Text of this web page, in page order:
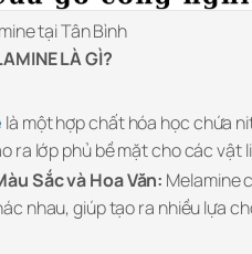
tại Tân Bình
LÀ GÌ?
là một hợp chất hóa học chứa
ra lớp phủ bề mặt cho các vật
Sắc và Hoa Văn: Melamine
nhau, giúp tạo ra nhiều lựa